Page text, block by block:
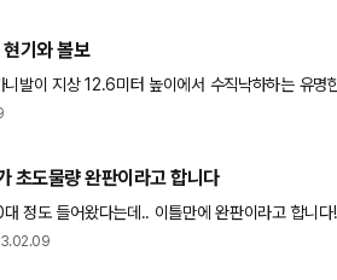
기와 볼보
지상 12.6미터 높이에서 수직낙하하는 유명한 영상입니다. https://
째는 볼보가 여러대의 모델들을 30미터에서 동일하게 재현
초도물량 완판이라고 합니다
왔다는데.. 이틀만에 완판이라고 합니다! 유일하게 국내 정식 출시한 아메리칸 정통 풀